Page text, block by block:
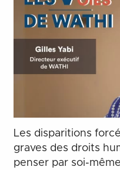
Les disparitions
graves des droits
penser par soi-même